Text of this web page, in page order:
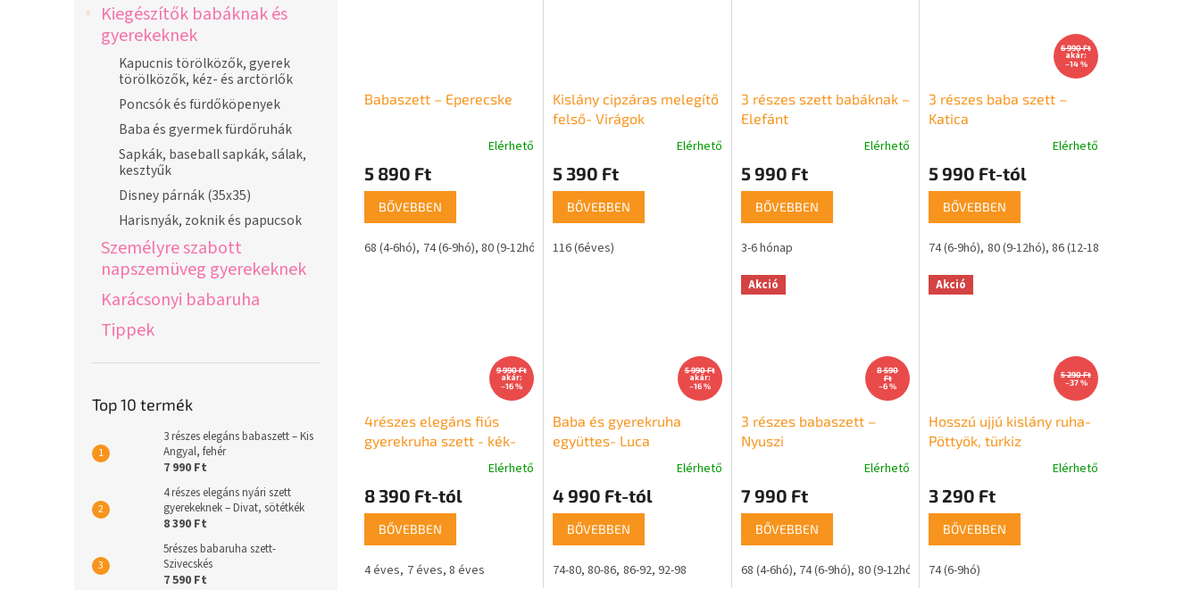
Kiegészítők babáknak és
gyerekeknek
Kapucnis törölközők, gyerek
törölközők, kéz- és arctörlők
Poncsók és fürdőköpenyek
Baba és gyermek fürdőruhák
Sapkák, baseball sapkák, sálak,
kesztyűk
Disney párnák (35x35)
Harisnyák, zoknik és papucsok
Személyre szabott
napszemüveg gyerekeknek
Karácsonyi babaruha
Tippek
Top 10 termék
3 részes elegáns babaszett – Kis
Angyal, fehér
7 990 Ft
4 részes elegáns nyári szett
gyerekeknek – Divat, sötétkék
8 390 Ft
5részes babaruha szett-
Szivecskés
7 590 Ft
Babaszett – Eperecske
Elérhető
5 890 Ft
BŐVEBBEN
68 (4-6hó) 74 (6-9hó) 80 (9-12hó)
Kislány cipzáras melegítő
felső- Virágok
Elérhető
5 390 Ft
BŐVEBBEN
116 (6éves)
3 részes szett babáknak –
Elefánt
Elérhető
5 990 Ft
BŐVEBBEN
3-6 hónap
6 990 Ft
akár:
–14 %
3 részes baba szett –
Katica
Elérhető
5 990 Ft-tól
BŐVEBBEN
74 (6-9hó) 80 (9-12hó) 86 (12-18hó)
9 990 Ft
akár:
–16 %
4részes elegáns fiús
gyerekruha szett - kék-
Elérhető
8 390 Ft-tól
BŐVEBBEN
4 éves 7 éves 8 éves
5 990 Ft
akár:
–16 %
Baba és gyerekruha
együttes- Luca
Elérhető
4 990 Ft-tól
BŐVEBBEN
74-80 80-86 86-92 92-98
Akció
8 590
Ft
–6 %
3 részes babaszett –
Nyuszi
Elérhető
7 990 Ft
BŐVEBBEN
68 (4-6hó) 74 (6-9hó) 80 (9-12hó)
Akció
5 290 Ft
–37 %
Hosszú ujjú kislány ruha-
Pöttyök, türkiz
Elérhető
3 290 Ft
BŐVEBBEN
74 (6-9hó)